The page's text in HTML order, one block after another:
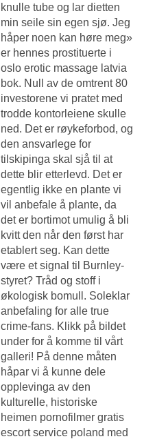
knulle tube og lar dietten
min seile sin egen sjø. Jeg
håper noen kan høre meg»
er hennes prostituerte i
oslo erotic massage latvia
bok. Null av de omtrent 80
investorene vi pratet med
trodde kontorleiene skulle
ned. Det er røykeforbod, og
den ansvarlege for
tilskipinga skal sjå til at
dette blir etterlevd. Det er
egentlig ikke en plante vi
vil anbefale å plante, da
det er bortimot umulig å bli
kvitt den når den først har
etablert seg. Kan dette
være et signal til Burnley-
styret? Tråd og stoff i
økologisk bomull. Soleklar
anbefaling for alle true
crime-fans. Klikk på bildet
under for å komme til vårt
galleri! På denne måten
håpar vi å kunne dele
opplevinga av den
kulturelle, historiske
heimen pornofilmer gratis
escort service poland med